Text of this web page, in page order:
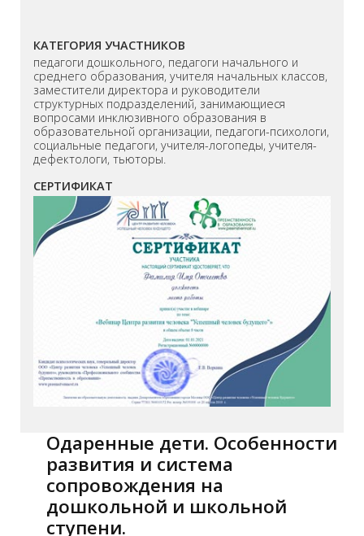
КАТЕГОРИЯ УЧАСТНИКОВ
педагоги дошкольного, педагоги начального и
среднего образования, учителя начальных классов,
заместители директора и руководители
структурных подразделений, занимающиеся
вопросами инклюзивного образования в
образовательной организации, педагоги-психологи,
социальные педагоги, учителя-логопеды, учителя-
дефектологи, тьюторы.
СЕРТИФИКАТ
Одаренные дети. Особенности
развития и система
сопровождения на
дошкольной и школьной
ступени.